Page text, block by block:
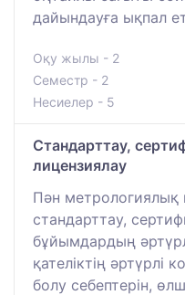
дайындауға ықпал
Оқу жылы - 2
Семестр - 2
Несиелер - 5
Стандарттау,
лицензиялау
Пән метрологиялық
стандарттау,
бұйымдардың
қателіктің әртүрлі
болу себептерін,